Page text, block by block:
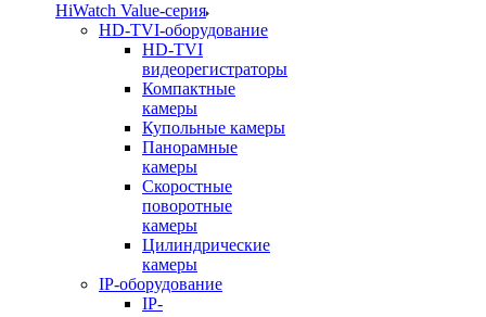
HiWatch Value-серия
HD-TVI-оборудование
HD-TVI
видеорегистраторы
Компактные
камеры
Купольные камеры
Панорамные
камеры
Скоростные
поворотные
камеры
Цилиндрические
камеры
IP-оборудование
IP-